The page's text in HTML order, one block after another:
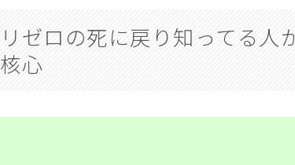
リゼロの死に戻り知ってる人
核心